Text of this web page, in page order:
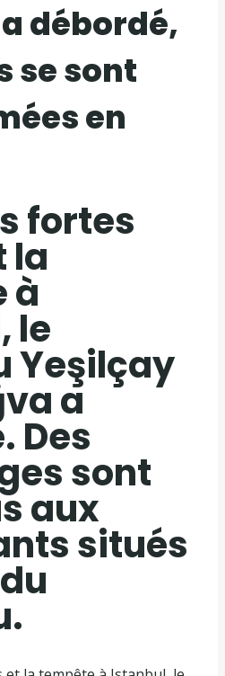
débordé,
se sont
en
fortes
la
à
le
Yeşilçay
a
Des
sont
aux
situés